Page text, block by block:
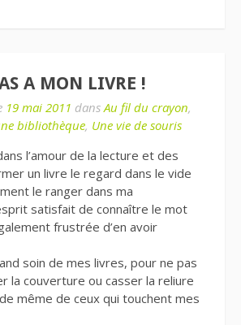
A MON LIVRE !
19 mai 2011 dans Au fil du crayon,
bibliothèque, Une vie de souris
l’amour de la lecture et des
un livre le regard dans le vide
le ranger dans ma
satisfait de connaître le mot
frustrée d’en avoir
soin de mes livres, pour ne pas
la couverture ou casser la reliure
même de ceux qui touchent mes